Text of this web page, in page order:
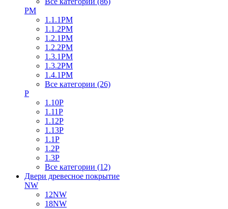
PM
1.1.1PM
1.1.2PM
1.2.1PM
1.2.2PM
1.3.1PM
1.3.2PM
1.4.1PM
Все категории (26)
P
1.10P
1.11P
1.12P
1.13P
1.1P
1.2P
1.3P
Все категории (12)
Двери древесное покрытие
NW
12NW
18NW